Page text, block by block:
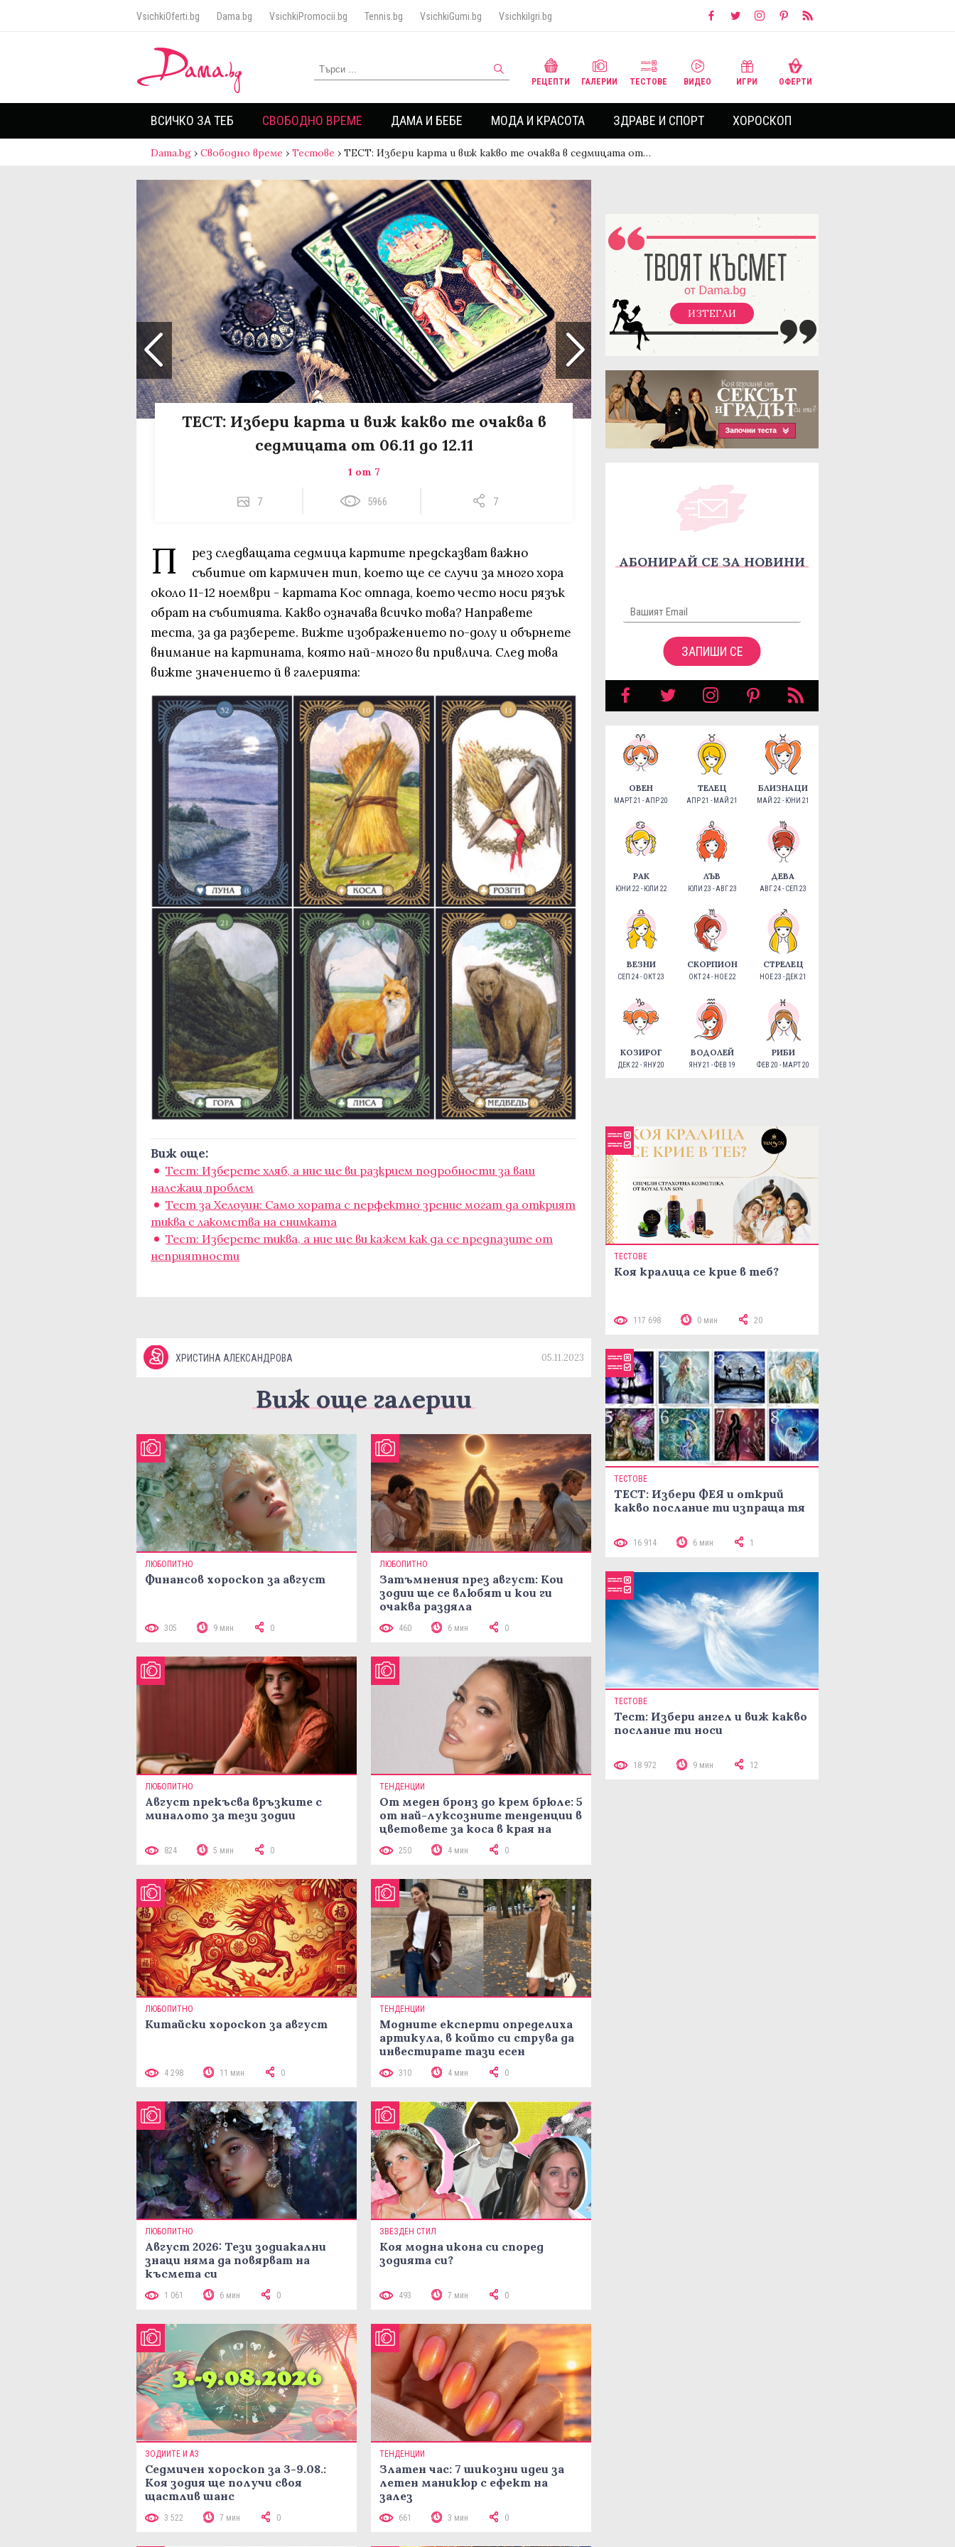
VsichkiOferti.bg Dama.bg VsichkiPromocii.bg Tennis.bg VsichkiGumi.bg VsichkiIgri.bg
РЕЦЕПТИ ГАЛЕРИИ ТЕСТОВЕ ВИДЕО ИГРИ ОФЕРТИ
ВСИЧКО ЗА ТЕБ СВОБОДНО ВРЕМЕ ДАМА И БЕБЕ МОДА И КРАСОТА ЗДРАВЕ И СПОРТ ХОРОСКОП
Dama.bg › Свободно време › Тестове › ТЕСТ: Избери карта и виж какво те очаква в седмицата от…
ТЕСТ: Избери карта и виж какво те очаква в
седмицата от 06.11 до 12.11
1 от 7
7 5966 7
П
рез следващата седмица картите предсказват важно
събитие от кармичен тип, което ще се случи за много хора
около 11-12 ноември - картата Кос отпада, което често носи рязък
обрат на събитията. Какво означава всичко това? Направете
теста, за да разберете. Вижте изображението по-долу и обърнете
внимание на картината, която най-много ви привлича. След това
вижте значението й в галерията:
Виж още:
Тест: Изберете хляб, а ние ще ви разкрием подробности за ваш
належащ проблем
Тест за Хелоуин: Само хората с перфектно зрение могат да открият
тиква с лакомства на снимката
Тест: Изберете тиква, а ние ще ви кажем как да се предпазите от
неприятности
ХРИСТИНА АЛЕКСАНДРОВА 05.11.2023
Виж още галерии
ЛЮБОПИТНО
Финансов хороскоп за август
305 9 мин 0
ЛЮБОПИТНО
Затъмнения през август: Кои
зодии ще се влюбят и кои ги
очаква раздяла
460 6 мин 0
ЛЮБОПИТНО
Август прекъсва връзките с
миналото за тези зодии
824 5 мин 0
ТЕНДЕНЦИИ
От меден бронз до крем брюле: 5
от най-луксозните тенденции в
цветовете за коса в края на
250 4 мин 0
ЛЮБОПИТНО
Китайски хороскоп за август
4 298 11 мин 0
ТЕНДЕНЦИИ
Модните експерти определиха
артикула, в който си струва да
инвестирате тази есен
310 4 мин 0
ЛЮБОПИТНО
Август 2026: Тези зодиакални
знаци няма да повярват на
късмета си
1 061 6 мин 0
ЗВЕЗДЕН СТИЛ
Коя модна икона си според
зодията си?
493 7 мин 0
ЗОДИИТЕ И АЗ
Седмичен хороскоп за 3-9.08.:
Коя зодия ще получи своя
щастлив шанс
3 522 7 мин 0
ТЕНДЕНЦИИ
Златен час: 7 шикозни идеи за
летен маникюр с ефект на
залез
661 3 мин 0
ИЗТЕГЛИ
АБОНИРАЙ СЕ ЗА НОВИНИ
ЗАПИШИ СЕ
ОВЕН
МАРТ 21 - АПР 20
ТЕЛЕЦ
АПР 21 - МАЙ 21
БЛИЗНАЦИ
МАЙ 22 - ЮНИ 21
РАК
ЮНИ 22 - ЮЛИ 22
ЛЪВ
ЮЛИ 23 - АВГ 23
ДЕВА
АВГ 24 - СЕП 23
ВЕЗНИ
СЕП 24 - ОКТ 23
СКОРПИОН
ОКТ 24 - НОЕ 22
СТРЕЛЕЦ
НОЕ 23 - ДЕК 21
КОЗИРОГ
ДЕК 22 - ЯНУ 20
ВОДОЛЕЙ
ЯНУ 21 - ФЕВ 19
РИБИ
ФЕВ 20 - МАРТ 20
ТЕСТОВЕ
Коя кралица се крие в теб?
117 698 0 мин 20
ТЕСТОВЕ
ТЕСТ: Избери ФЕЯ и открий
какво послание ти изпраща тя
16 914 6 мин 1
ТЕСТОВЕ
Тест: Избери ангел и виж какво
послание ти носи
18 972 9 мин 12